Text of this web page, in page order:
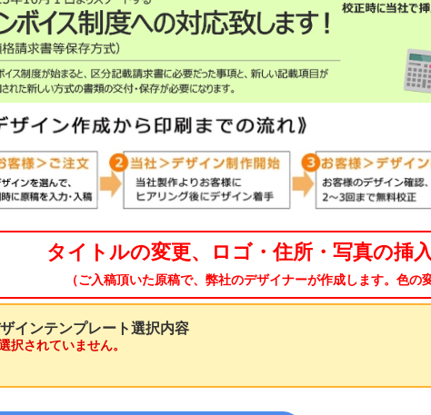
タイトルの変更、ロゴ・住所・写真の挿
（ご入稿頂いた原稿で、弊社のデザイナーが作成します。色の
インテンプレート選択内容
されていません。